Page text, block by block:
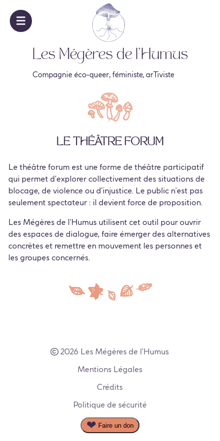
Les Mégères de l'Humus
Compagnie éco-queer, féministe, arTiviste
Le théâtre forum
Le théâtre forum est une forme de théâtre participatif
qui permet d'explorer collectivement des situations de
blocage, de violence ou d'injustice. Le public n'est pas
seulement spectateur : il devient force de proposition.
Les Mégères de l'Humus utilisent cet outil pour ouvrir
des espaces de dialogue, faire émerger des alternatives
concrètes et remettre en mouvement les personnes et
les groupes concernés.
2026 Les Mégères de l'Humus
Mentions Légales
Crédits
Politique de sécurité
Faire un don